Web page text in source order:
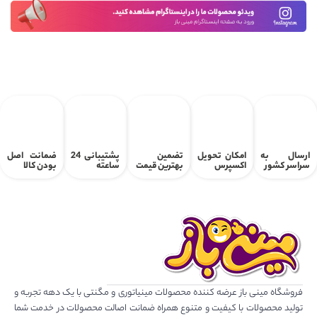
ارسال به
سراسر کشور
امکان تحویل
اکسپرس
تضمین
بهترین قیمت
پشتیبانی 24
ساعته
ضمانت اصل
بودن کالا
فروشگاه مینی باز عرضه کننده محصولات مینیاتوری و مگنتی با یک دهه تجربه و
تولید محصولات با کیفیت و متنوع همراه ضمانت اصالت محصولات در خدمت شما